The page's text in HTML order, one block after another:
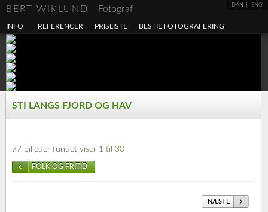
DAN ENG
BERT WIKLUND Fotograf
INFO REFERENCER PRISLISTE BESTIL FOTOGRAFERING
STI LANGS FJORD OG HAV
77 billeder fundet viser 1 til 30
FOLK OG FRITID
NÆSTE